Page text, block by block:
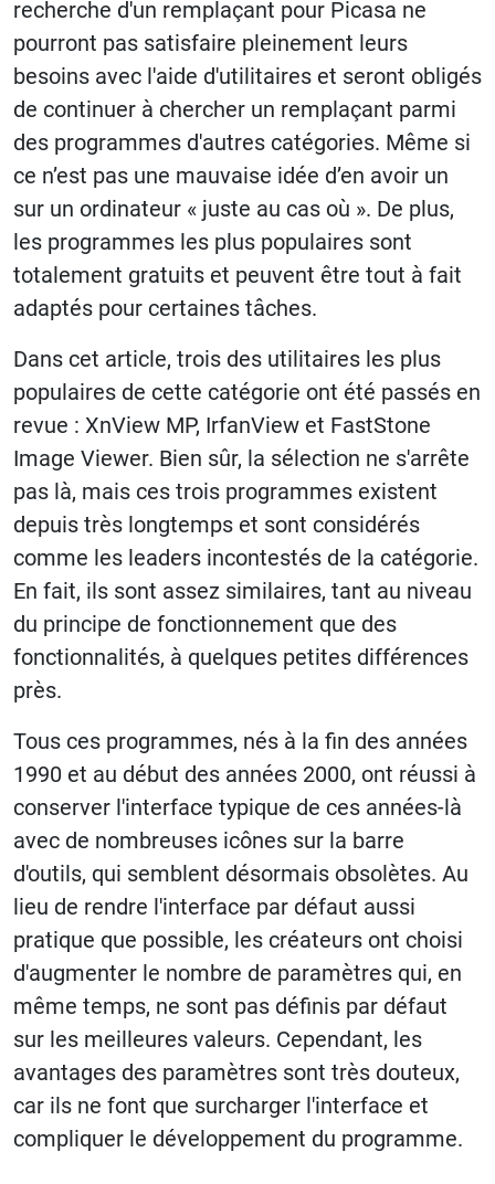
recherche d'un remplaçant pour Picasa ne
pourront pas satisfaire pleinement leurs
besoins avec l'aide d'utilitaires et seront obligés
de continuer à chercher un remplaçant parmi
des programmes d'autres catégories. Même si
ce n’est pas une mauvaise idée d’en avoir un
sur un ordinateur « juste au cas où ». De plus,
les programmes les plus populaires sont
totalement gratuits et peuvent être tout à fait
adaptés pour certaines tâches.
Dans cet article, trois des utilitaires les plus
populaires de cette catégorie ont été passés en
revue : XnView MP, IrfanView et FastStone
Image Viewer. Bien sûr, la sélection ne s'arrête
pas là, mais ces trois programmes existent
depuis très longtemps et sont considérés
comme les leaders incontestés de la catégorie.
En fait, ils sont assez similaires, tant au niveau
du principe de fonctionnement que des
fonctionnalités, à quelques petites différences
près.
Tous ces programmes, nés à la fin des années
1990 et au début des années 2000, ont réussi à
conserver l'interface typique de ces années-là
avec de nombreuses icônes sur la barre
d'outils, qui semblent désormais obsolètes. Au
lieu de rendre l'interface par défaut aussi
pratique que possible, les créateurs ont choisi
d'augmenter le nombre de paramètres qui, en
même temps, ne sont pas définis par défaut
sur les meilleures valeurs. Cependant, les
avantages des paramètres sont très douteux,
car ils ne font que surcharger l'interface et
compliquer le développement du programme.